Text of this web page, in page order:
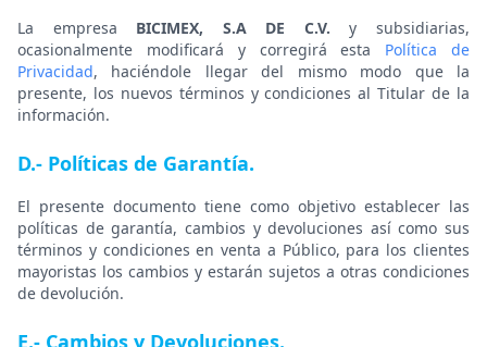
La empresa BICIMEX, S.A DE C.V. y subsidiarias,
ocasionalmente modificará y corregirá esta Política de
Privacidad, haciéndole llegar del mismo modo que la
presente, los nuevos términos y condiciones al Titular de la
información.
D.- Políticas de Garantía.
El presente documento tiene como objetivo establecer las
políticas de garantía, cambios y devoluciones así como sus
términos y condiciones en venta a Público, para los clientes
mayoristas los cambios y estarán sujetos a otras condiciones
de devolución.
E.- Cambios y Devoluciones.